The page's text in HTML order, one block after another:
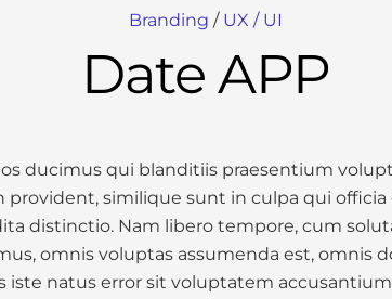
Branding / UX / UI
Date APP
ducimus qui blanditiis praesentium
similique sunt in culpa qui
distinctio. Nam libero tempore, cum
omnis voluptas assumenda est, omnis
iste natus error sit voluptatem